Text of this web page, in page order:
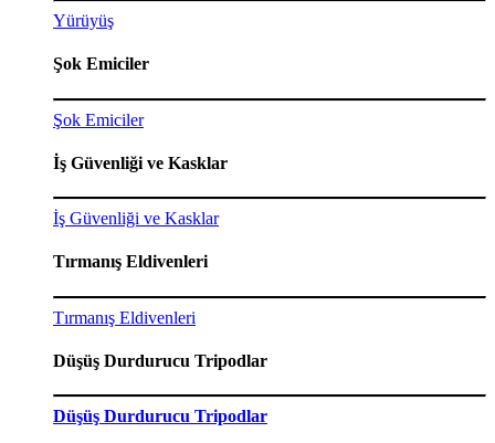
Yürüyüş
Şok Emiciler
Şok Emiciler
İş Güvenliği ve Kasklar
İş Güvenliği ve Kasklar
Tırmanış Eldivenleri
Tırmanış Eldivenleri
Düşüş Durdurucu Tripodlar
Düşüş Durdurucu Tripodlar